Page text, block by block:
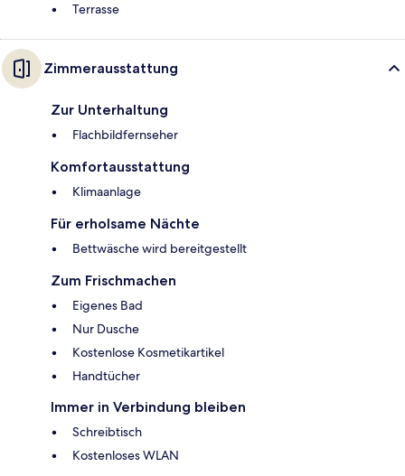
Terrasse
Zimmerausstattung
Zur Unterhaltung
Flachbildfernseher
Komfortausstattung
Klimaanlage
Für erholsame Nächte
Bettwäsche wird bereitgestellt
Zum Frischmachen
Eigenes Bad
Nur Dusche
Kostenlose Kosmetikartikel
Handtücher
Immer in Verbindung bleiben
Schreibtisch
Kostenloses WLAN